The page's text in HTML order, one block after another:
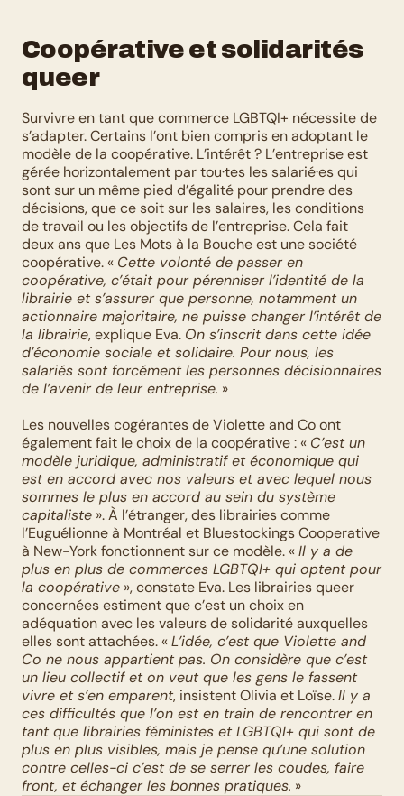
Coopérative et solidarités
queer
Survivre en tant que commerce LGBTQI+ nécessite de
s’adapter. Certains l’ont bien compris en adoptant le
modèle de la coopérative. L’intérêt ? L’entreprise est
gérée horizontalement par tou·tes les salarié·es qui
sont sur un même pied d’égalité pour prendre des
décisions, que ce soit sur les salaires, les conditions
de travail ou les objectifs de l’entreprise. Cela fait
deux ans que Les Mots à la Bouche est une société
coopérative. « Cette volonté de passer en
coopérative, c’était pour pérenniser l’identité de la
librairie et s’assurer que personne, notamment un
actionnaire majoritaire, ne puisse changer l’intérêt de
la librairie, explique Eva. On s’inscrit dans cette idée
d’économie sociale et solidaire. Pour nous, les
salariés sont forcément les personnes décisionnaires
de l’avenir de leur entreprise. »
Les nouvelles cogérantes de Violette and Co ont
également fait le choix de la coopérative : « C’est un
modèle juridique, administratif et économique qui
est en accord avec nos valeurs et avec lequel nous
sommes le plus en accord au sein du système
capitaliste ». À l’étranger, des librairies comme
l’Euguélionne à Montréal et Bluestockings Cooperative
à New-York fonctionnent sur ce modèle. « Il y a de
plus en plus de commerces LGBTQI+ qui optent pour
la coopérative », constate Eva. Les librairies queer
concernées estiment que c’est un choix en
adéquation avec les valeurs de solidarité auxquelles
elles sont attachées. « L’idée, c’est que Violette and
Co ne nous appartient pas. On considère que c’est
un lieu collectif et on veut que les gens le fassent
vivre et s’en emparent, insistent Olivia et Loïse. Il y a
ces difficultés que l’on est en train de rencontrer en
tant que librairies féministes et LGBTQI+ qui sont de
plus en plus visibles, mais je pense qu’une solution
contre celles-ci c’est de se serrer les coudes, faire
front, et échanger les bonnes pratiques. »